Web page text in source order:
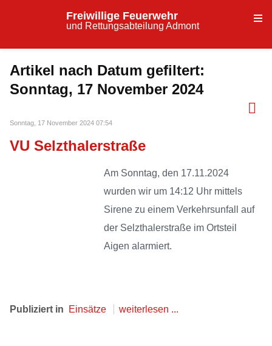
Freiwillige Feuerwehr
und Rettungsabteilung Admont
Artikel nach Datum gefiltert:
Sonntag, 17 November 2024
Sonntag, 17 November 2024 07:54
VU Selzthalerstraße
Am Sonntag, den 17.11.2024
wurden wir um 14:12 Uhr mittels
Sirene zu einem Verkehrsunfall auf
der Selzthalerstraße im Ortsteil
Aigen alarmiert.
Publiziert in Einsätze weiterlesen ...